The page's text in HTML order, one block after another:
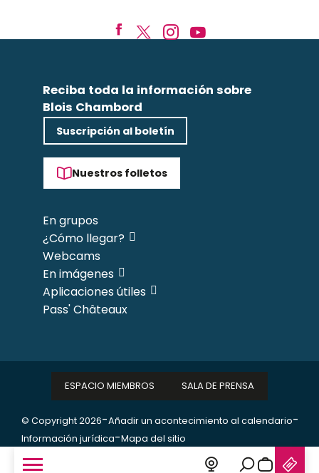
Reciba toda la información sobre
Blois Chambord
Suscripción al boletín
Nuestros folletos
En grupos
¿Cómo llegar?
Webcams
En imágenes
Aplicaciones útiles
Pass' Châteaux
© Copyright 2026-Añadir un acontecimiento al calendario-
Información jurídica-Mapa del sitio
ESPACIO MIEMBROS SALA DE PRENSA